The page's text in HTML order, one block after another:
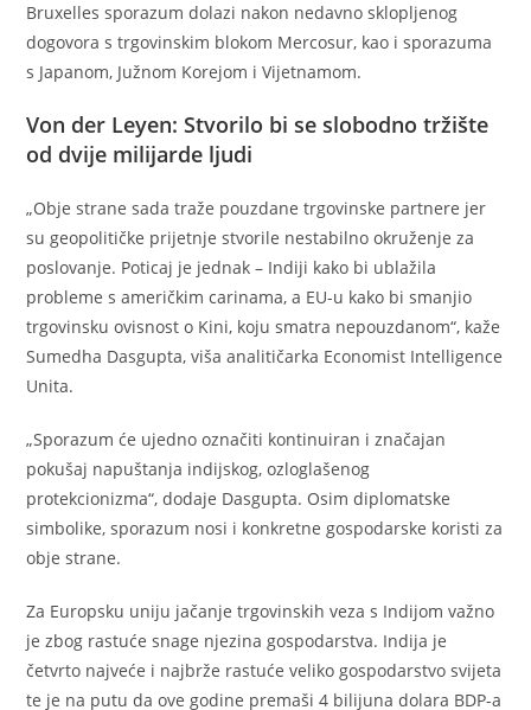
Bruxelles sporazum dolazi nakon nedavno sklopljenog
dogovora s trgovinskim blokom Mercosur, kao i sporazuma
s Japanom, Južnom Korejom i Vijetnamom.
Von der Leyen: Stvorilo bi se slobodno tržište
od dvije milijarde ljudi
„Obje strane sada traže pouzdane trgovinske partnere jer
su geopolitičke prijetnje stvorile nestabilno okruženje za
poslovanje. Poticaj je jednak – Indiji kako bi ublažila
probleme s američkim carinama, a EU-u kako bi smanjio
trgovinsku ovisnost o Kini, koju smatra nepouzdanom“, kaže
Sumedha Dasgupta, viša analitičarka Economist Intelligence
Unita.
„Sporazum će ujedno označiti kontinuiran i značajan
pokušaj napuštanja indijskog, ozloglašenog
protekcionizma“, dodaje Dasgupta. Osim diplomatske
simbolike, sporazum nosi i konkretne gospodarske koristi za
obje strane.
Za Europsku uniju jačanje trgovinskih veza s Indijom važno
je zbog rastuće snage njezina gospodarstva. Indija je
četvrto najveće i najbrže rastuće veliko gospodarstvo svijeta
te je na putu da ove godine premaši 4 bilijuna dolara BDP-a